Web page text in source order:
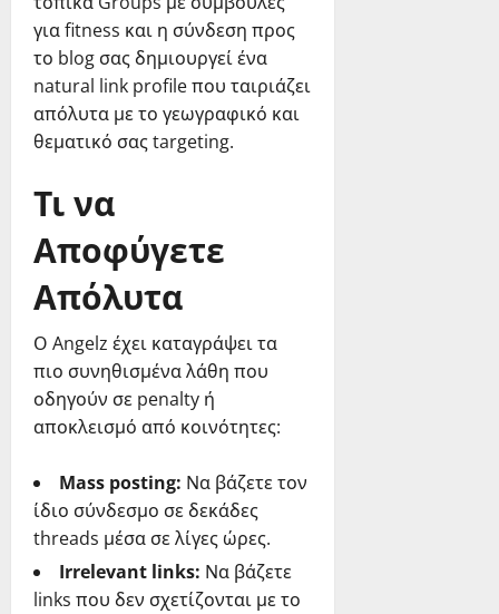
για fitness και η σύνδεση προς
το blog σας δημιουργεί ένα
natural link profile που ταιριάζει
απόλυτα με το γεωγραφικό και
θεματικό σας targeting.
Τι να
Αποφύγετε
Απόλυτα
Ο Angelz έχει καταγράψει τα
πιο συνηθισμένα λάθη που
οδηγούν σε penalty ή
αποκλεισμό από κοινότητες:
Mass posting: Να βάζετε τον
ίδιο σύνδεσμο σε δεκάδες
threads μέσα σε λίγες ώρες.
Irrelevant links: Να βάζετε
links που δεν σχετίζονται με το